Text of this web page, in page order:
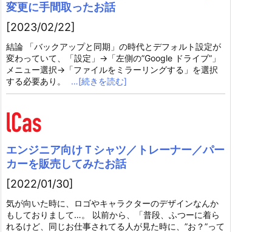
変更に手間取ったお話
[2023/02/22]
結論 「バックアップと同期」の時代とデフォルト設定が
変わっていて、「設定」→「左側の”Google ドライブ”」
メニュー選択→「ファイルをミラーリングする」を選択
する必要あり。
…[続きを読む]
エンジニア向けＴシャツ／トレーナー／パー
カーを販売してみたお話
[2022/01/30]
気が向いた時に、ロゴやキャラクターのデザインなんか
もしておりまして…。 以前から、「普段、ふつーに着ら
れるけど、同じお仕事されてる人が見た時に、”お？”って